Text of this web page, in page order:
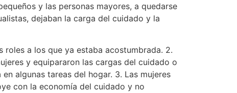
y las personas mayores, a quedarse
dejaban la carga del cuidado y la
roles a los que ya estaba acostumbrada. 2.
y equipararon las cargas del cuidado o
algunas tareas del hogar. 3. Las mujeres
con la economía del cuidado y no